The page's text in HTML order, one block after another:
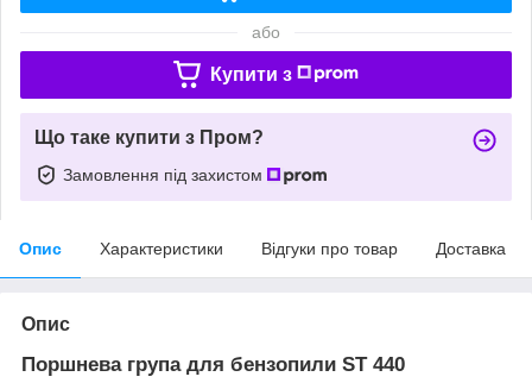
або
Купити з
Що таке купити з Пром?
Замовлення під захистом
Опис Характеристики Відгуки про товар Доставка
Опис
Поршнева група для бензопили ST 440